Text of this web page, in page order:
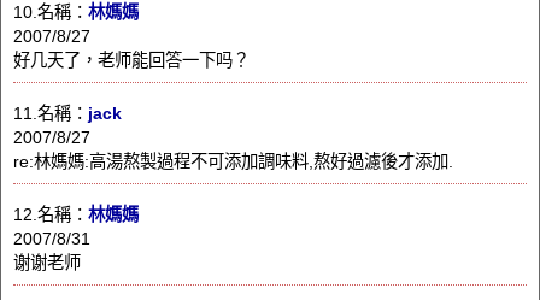
10.名稱： 林媽媽
2007/8/27
好几天了，老师能回答一下吗？
11.名稱： jack
2007/8/27
re:林媽媽:高湯熬製過程不可添加調味料,熬好過濾後才添加.
12.名稱： 林媽媽
2007/8/31
谢谢老师